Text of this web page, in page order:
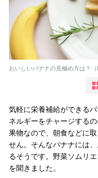
おいしいバナナの見極め方は？（
気軽に栄養補給ができる
ネルギーをチャージする
果物なので、朝食などに
せん。そんなバナナには
るそうです。野菜ソムリ
を聞きました。